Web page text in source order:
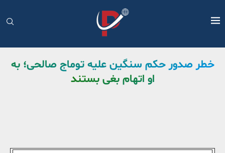
خطر صدور حکم سنگین علیه توماج صالحی؛ به
او اتهام بغی بستند